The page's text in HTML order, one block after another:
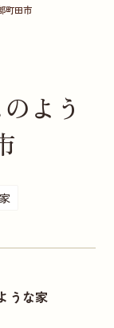
町田市
よう
うな家